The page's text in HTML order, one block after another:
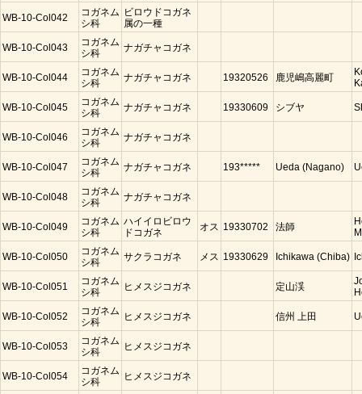
WB-10-Col042
コガネム
シ科
ビロウドコガネ
属の一種
WB-10-Col043
コガネム
シ科
ナガチャコガネ
WB-10-Col044
コガネム
シ科
ナガチャコガネ 19320526 鹿児嶋高麗町
WB-10-Col045
コガネム
シ科
ナガチャコガネ 19330609 シブヤ
WB-10-Col046
コガネム
シ科
ナガチャコガネ
WB-10-Col047
コガネム
シ科
ナガチャコガネ 193***** Ueda (Nagano)
WB-10-Col048
コガネム
シ科
ナガチャコガネ
WB-10-Col049
コガネム
シ科
ハイイロビロウ
ドコガネ
オス 19330702 法師
WB-10-Col050
コガネム
シ科
サクラコガネ メス 19330629 Ichikawa (Chiba)
WB-10-Col051
コガネム
シ科
ヒメスジコガネ 定山渓
WB-10-Col052
コガネム
シ科
ヒメスジコガネ 信州 上田
WB-10-Col053
コガネム
シ科
ヒメスジコガネ
WB-10-Col054
コガネム
シ科
ヒメスジコガネ